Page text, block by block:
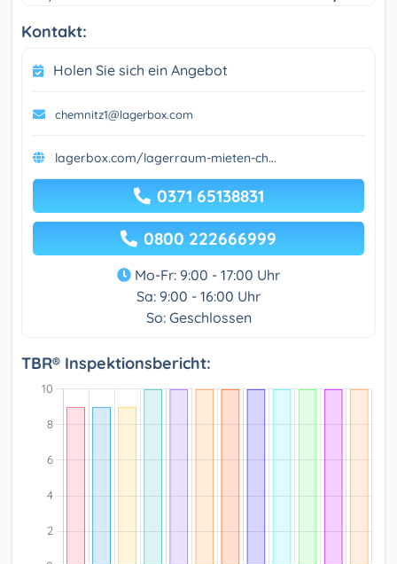
Kontakt:
Holen Sie sich ein Angebot
chemnitz1@lagerbox.com
lagerbox.com/lagerraum-mieten-ch...
0371 65138831
0800 222666999
Mo-Fr: 9:00 - 17:00 Uhr
Sa: 9:00 - 16:00 Uhr
So: Geschlossen
TBR® Inspektionsbericht: